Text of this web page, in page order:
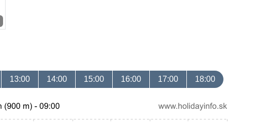
13:00 14:00 15:00 16:00 17:00 18:00